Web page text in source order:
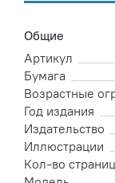
Общие
Артикул
Бумага
Возрастные
Год издания
Издательство
Иллюстрации
Кол-во страниц